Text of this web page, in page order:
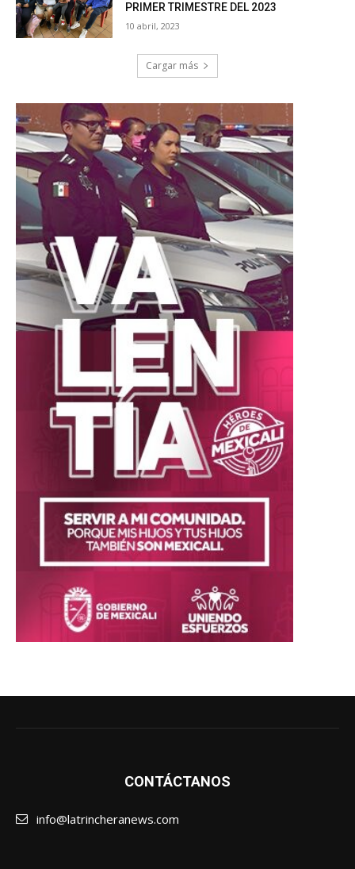
PRIMER TRIMESTRE DEL 2023
10 abril, 2023
Cargar más
CONTÁCTANOS
info@latrincheranews.com